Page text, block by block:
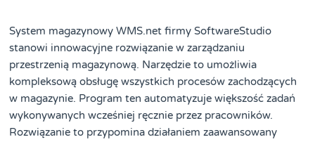
System magazynowy WMS.net firmy SoftwareStudio
stanowi innowacyjne rozwiązanie w zarządzaniu
przestrzenią magazynową. Narzędzie to umożliwia
kompleksową obsługę wszystkich procesów zachodzących
w magazynie. Program ten automatyzuje większość zadań
wykonywanych wcześniej ręcznie przez pracowników.
Rozwiązanie to przypomina działaniem zaawansowany